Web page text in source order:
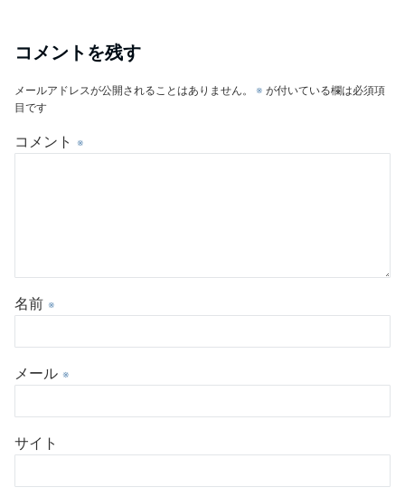
コメントを残す
メールアドレスが公開されることはありません。 ※ が付いている欄は必須項
目です
コメント ※
名前 ※
メール ※
サイト